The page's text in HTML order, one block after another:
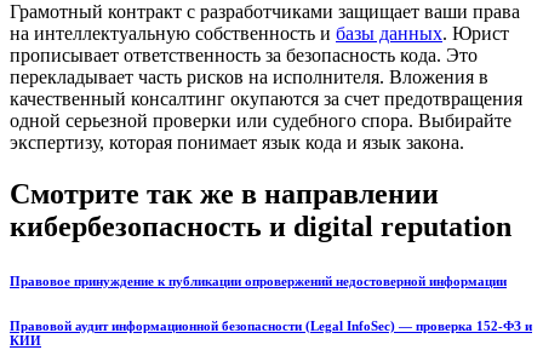
Грамотный контракт с разработчиками защищает ваши права
на интеллектуальную собственность и базы данных. Юрист
прописывает ответственность за безопасность кода. Это
перекладывает часть рисков на исполнителя. Вложения в
качественный консалтинг окупаются за счет предотвращения
одной серьезной проверки или судебного спора. Выбирайте
экспертизу, которая понимает язык кода и язык закона.
Смотрите так же в направлении
кибербезопасность и digital reputation
Правовое принуждение к публикации опровержений недостоверной информации
Правовой аудит информационной безопасности (Legal InfoSec) — проверка 152-ФЗ и
КИИ